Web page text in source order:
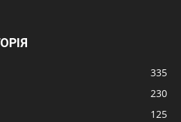
335
230
125